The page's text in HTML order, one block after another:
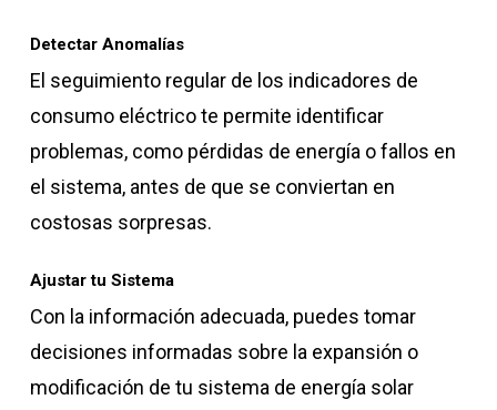
Detectar Anomalías
El seguimiento regular de los indicadores de
consumo eléctrico te permite identificar
problemas, como pérdidas de energía o fallos en
el sistema, antes de que se conviertan en
costosas sorpresas.
Ajustar tu Sistema
Con la información adecuada, puedes tomar
decisiones informadas sobre la expansión o
modificación de tu sistema de energía solar